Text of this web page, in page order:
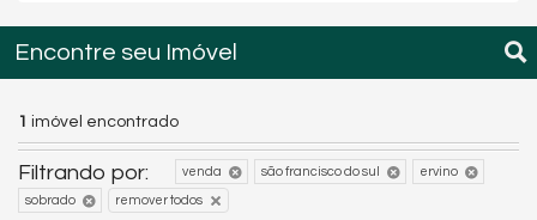
Encontre seu Imóvel
1 imóvel encontrado
Filtrando por: venda são francisco do sul ervino
sobrado remover todos